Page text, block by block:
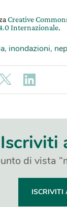
Creative
Internazionale.
, inondazioni,
Iscriviti
di vista
ISCRIVITI